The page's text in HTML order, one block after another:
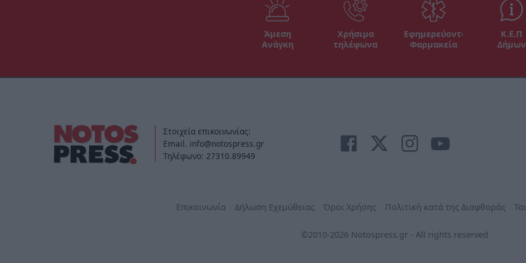
Άμεση
Ανάγκη
Χρήσιμα
τηλέφωνα
Εφημερεύοντα
Φαρμακεία
Κ.Ε.Π
Δήμων
Στοιχεία επικοινωνίας:
Email. info@notospress.gr
Τηλέφωνο: 27310.89949
Επικοινωνία Δήλωση Εχεμύθειας Όροι Χρήσης Πολιτική κατά της Διαφθοράς
©2010-2026 Notospress.gr - All rights reserved